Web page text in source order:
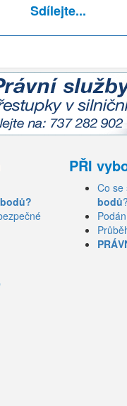
Sdílejte...
PŘI
Co se
bodů?